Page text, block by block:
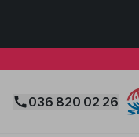
036 820 02 26